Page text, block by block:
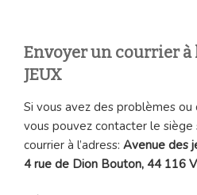
Envoyer un courrier à
JEUX
Si vous avez des problèmes
vous pouvez contacter le siège
courrier à l’adress: Avenue des
4 rue de Dion Bouton, 44 116